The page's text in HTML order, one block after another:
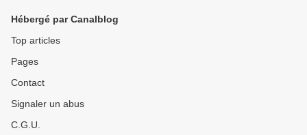
Hébergé par Canalblog
Top articles
Pages
Contact
Signaler un abus
C.G.U.